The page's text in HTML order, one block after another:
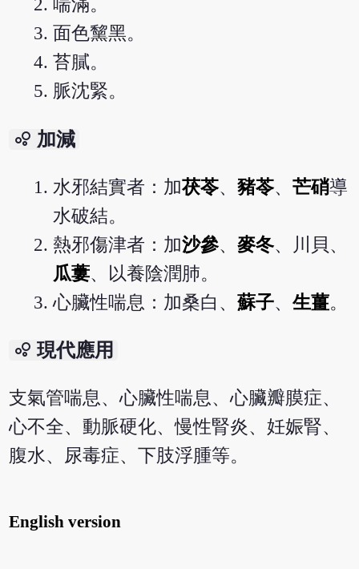
喘滿。
面色黧黑。
苔膩。
脈沈緊。
bubble_chart 加減
水邪結實者：加茯苓、豬苓、芒硝導
水破結。
熱邪傷津者：加沙參、麥冬、川貝、
瓜蔞、以養陰潤肺。
心臟性喘息：加桑白、蘇子、生薑。
bubble_chart 現代應用
支氣管喘息、心臟性喘息、心臟瓣膜症、
心不全、動脈硬化、慢性腎炎、妊娠腎、
腹水、尿毒症、下肢浮腫等。
English version